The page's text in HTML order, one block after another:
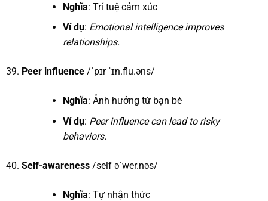
Nghĩa: Trí tuệ cảm xúc
Ví dụ: Emotional intelligence improves
relationships.
Peer influence/ˈpɪr ˈɪn.flu.əns/
Nghĩa: Ảnh hưởng từ bạn bè
Ví dụ: Peer influence can lead to risky
behaviors.
Self-awareness/self əˈwer.nəs/
Nghĩa: Tự nhận thức